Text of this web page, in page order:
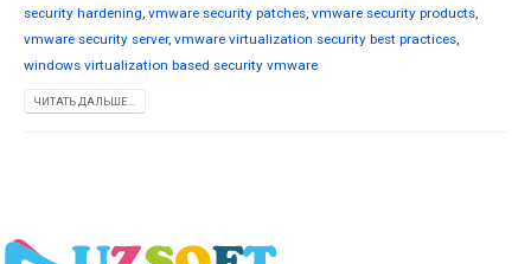
security hardening vmware security patches vmware security products
vmware security server, vmware virtualization security best practices
windows virtualization based security vmware
ЧИТАТЬ ДАЛЬШЕ...